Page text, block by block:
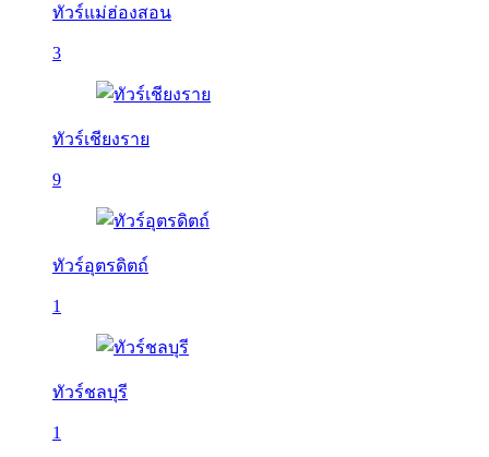
ทัวร์แม่ฮ่องสอน
3
ทัวร์เชียงราย
9
ทัวร์อุตรดิตถ์
1
ทัวร์ชลบุรี
1